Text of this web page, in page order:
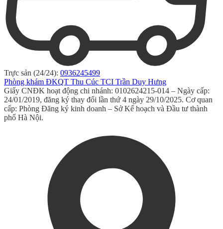
Trực sản (24/24): 0936245499
Phòng khám ĐKQT Thu Cúc TCI Trần Duy Hưng
Giấy CNĐK hoạt động chi nhánh: 0102624215-014 – Ngày cấp:
24/01/2019, đăng ký thay đổi lần thứ 4 ngày 29/10/2025. Cơ quan
cấp: Phòng Đăng ký kinh doanh – Sở Kế hoạch và Đầu tư thành
phố Hà Nội.